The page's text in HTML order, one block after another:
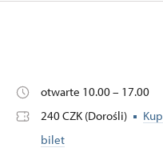
otwarte 10.00 – 17.00
240 CZK (Dorośli)
Kup
bilet